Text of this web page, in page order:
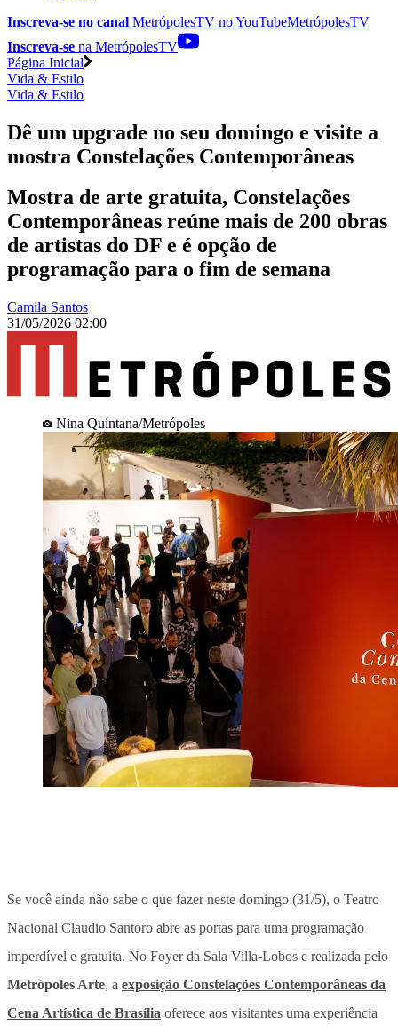
Inscreva-se no canal MetrópolesTV noYouTubeMetrópolesTV
Inscreva-se na MetrópolesTV
Página Inicial
Vida & Estilo
Vida & Estilo
Dê um upgrade no seu domingo e visite a
mostra Constelações Contemporâneas
Mostra de arte gratuita, Constelações
Contemporâneas reúne mais de 200 obras
de artistas do DF e é opção de
programação para o fim de semana
Camila Santos
31/05/2026 02:00
Nina Quintana/Metrópoles
Se você ainda não sabe o que fazer neste domingo (31/5), o Teatro
Nacional Claudio Santoro abre as portas para uma programação
imperdível e gratuita. No Foyer da Sala Villa-Lobos e realizada pelo
Metrópoles Arte, a exposição Constelações Contemporâneas da
Cena Artística de Brasília oferece aos visitantes uma experiência